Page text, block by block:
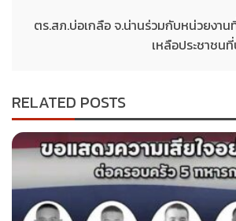
ตร.สภ.บ่อเกลือ จ.น่านร่วมกับหน่วยงาน
เหลือประชาชน
RELATED POSTS